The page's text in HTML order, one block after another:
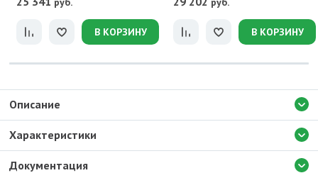
В КОРЗИНУ В КОРЗИНУ
Описание
Характеристики
Документация